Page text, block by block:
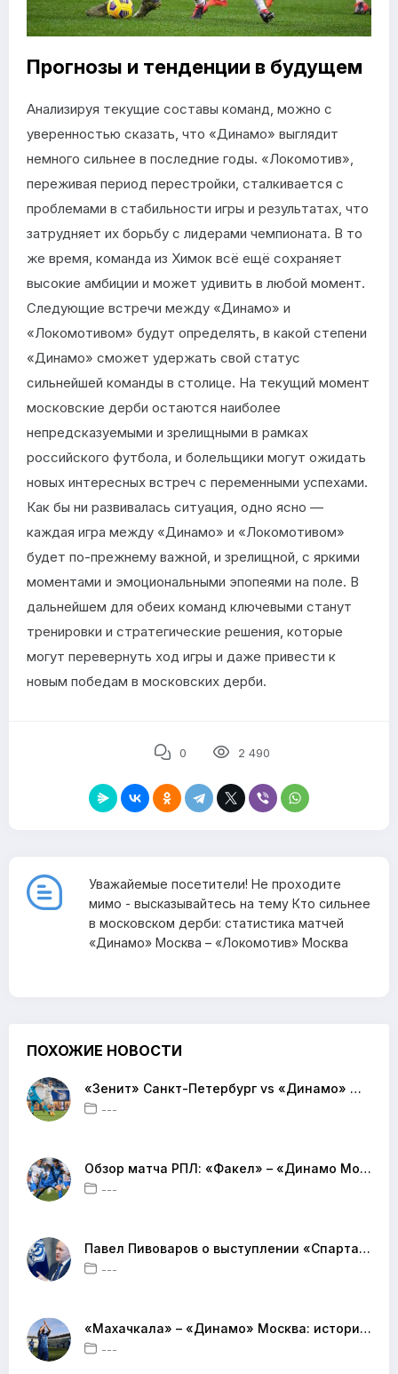
Прогнозы и тенденции в будущем
Анализируя текущие составы команд, можно с
уверенностью сказать, что «Динамо» выглядит
немного сильнее в последние годы. «Локомотив»,
переживая период перестройки, сталкивается с
проблемами в стабильности игры и результатах, что
затрудняет их борьбу с лидерами чемпионата. В то
же время, команда из Химок всё ещё сохраняет
высокие амбиции и может удивить в любой момент.
Следующие встречи между «Динамо» и
«Локомотивом» будут определять, в какой степени
«Динамо» сможет удержать свой статус
сильнейшей команды в столице. На текущий момент
московские дерби остаются наиболее
непредсказуемыми и зрелищными в рамках
российского футбола, и болельщики могут ожидать
новых интересных встреч с переменными успехами.
Как бы ни развивалась ситуация, одно ясно —
каждая игра между «Динамо» и «Локомотивом»
будет по-прежнему важной, и зрелищной, с яркими
моментами и эмоциональными эпопеями на поле. В
дальнейшем для обеих команд ключевыми станут
тренировки и стратегические решения, которые
могут перевернуть ход игры и даже привести к
новым победам в московских дерби.
0 2 490
Уважайемые посетители! Не проходите
мимо - высказывайтесь на тему Кто сильнее
в московском дерби: статистика матчей
«Динамо» Москва – «Локомотив» Москва
ПОХОЖИЕ НОВОСТИ
«Зенит» Санкт-Петербург vs «Динамо» Москва: история противостояний и предстоящий матч РПЛ
---
Обзор матча РПЛ: «Факел» – «Динамо Москва» — ничья в напряжённой концовке
---
Павел Пивоваров о выступлении «Спартака» в сезоне-2024: мнение главного директора «Динамо»
---
«Махачкала» – «Динамо» Москва: история противостояний и турнирное положение команд
---